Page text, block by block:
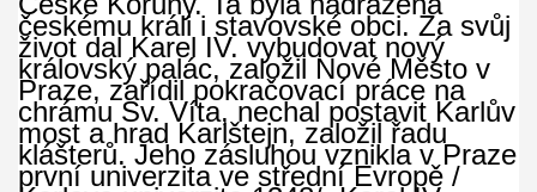
českému králi i stavovské obci. Za svůj
život dal Karel IV. vybudovat nový
královský palác, založil Nové Město v
Praze, zařídil pokračovací práce na
chrámu Sv. Víta, nechal postavit Karlův
most a hrad Karlštejn, založil řadu
klášterů. Jeho zásluhou vznikla v Praze
první univerzita ve střední Evropě /